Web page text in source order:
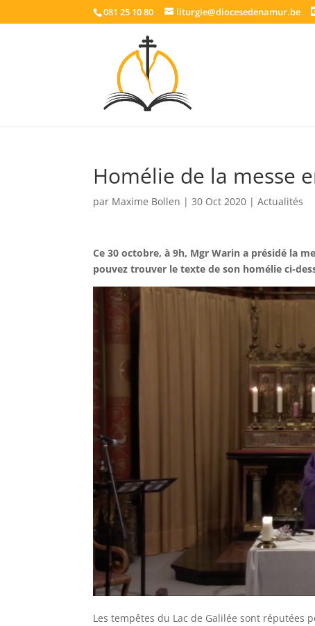
081 25 10 80 liturgie@diocesedenamur.be
Homélie de la messe
par Maxime Bollen |30 Oct 2020 |Actualités
Ce 30 octobre, à 9h, Mgr Warin a présidé la
pouvez trouver le texte de son homélie ci-
Les tempêtes du Lac de Galilée sont